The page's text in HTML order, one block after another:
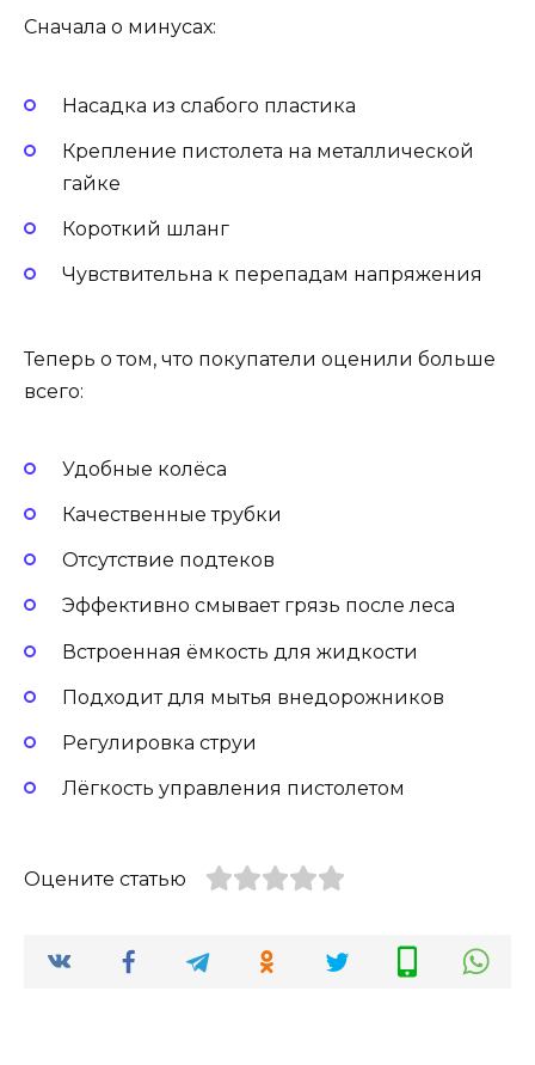
Сначала о минусах:
Насадка из слабого пластика
Крепление пистолета на металлической
гайке
Короткий шланг
Чувствительна к перепадам напряжения
Теперь о том, что покупатели оценили больше
всего:
Удобные колёса
Качественные трубки
Отсутствие подтеков
Эффективно смывает грязь после леса
Встроенная ёмкость для жидкости
Подходит для мытья внедорожников
Регулировка струи
Лёгкость управления пистолетом
Оцените статью